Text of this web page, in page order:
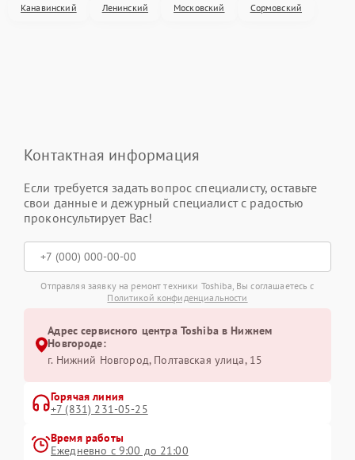
Канавинский Ленинский Московский Сормовский
Контактная информация
Если требуется задать вопрос специалисту, оставьте
свои данные и дежурный специалист с радостью
проконсультирует Вас!
Отправляя заявку на ремонт техники Toshiba, Вы соглашаетесь с
Политикой конфиденциальности
Адрес сервисного центра Toshiba в Нижнем
Новгороде:
г. Нижний Новгород, Полтавская улица, 15
Горячая линия
+7 (831) 231-05-25
Время работы
Ежедневно с 9:00 до 21:00